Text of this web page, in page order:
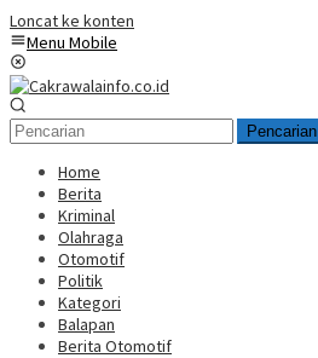
Loncat ke konten
Menu Mobile
Pencarian
Home
Berita
Kriminal
Olahraga
Otomotif
Politik
Kategori
Balapan
Berita Otomotif